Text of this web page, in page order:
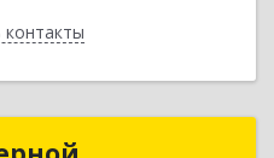
контакты